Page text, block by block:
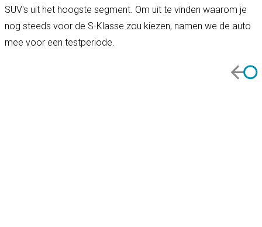
SUV's uit het hoogste segment. Om uit te vinden waarom je
nog steeds voor de S-Klasse zou kiezen, namen we de auto
mee voor een testperiode.